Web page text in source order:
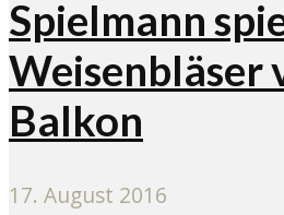
Spielmann
Weisenbläser
Balkon
17. August 2016